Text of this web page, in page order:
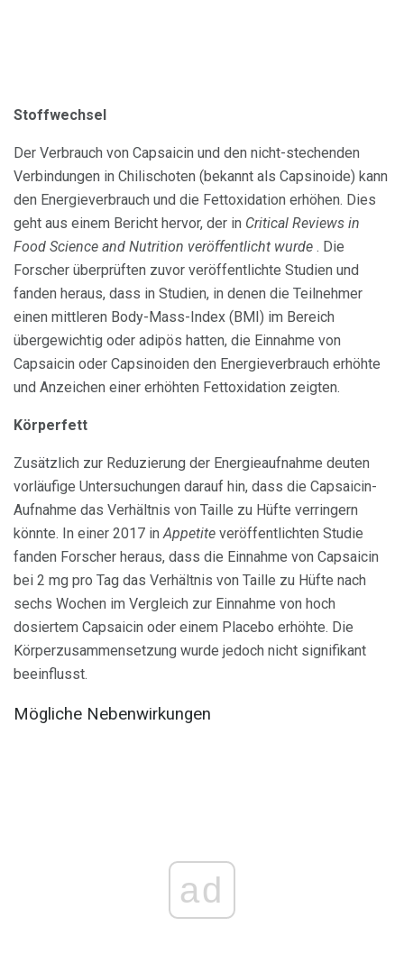
Stoffwechsel
Der Verbrauch von Capsaicin und den nicht-stechenden
Verbindungen in Chilischoten (bekannt als Capsinoide) kann
den Energieverbrauch und die Fettoxidation erhöhen. Dies
geht aus einem Bericht hervor, der in Critical Reviews in
Food Science and Nutrition veröffentlicht wurde . Die
Forscher überprüften zuvor veröffentlichte Studien und
fanden heraus, dass in Studien, in denen die Teilnehmer
einen mittleren Body-Mass-Index (BMI) im Bereich
übergewichtig oder adipös hatten, die Einnahme von
Capsaicin oder Capsinoiden den Energieverbrauch erhöhte
und Anzeichen einer erhöhten Fettoxidation zeigten.
Körperfett
Zusätzlich zur Reduzierung der Energieaufnahme deuten
vorläufige Untersuchungen darauf hin, dass die Capsaicin-
Aufnahme das Verhältnis von Taille zu Hüfte verringern
könnte. In einer 2017 in Appetite veröffentlichten Studie
fanden Forscher heraus, dass die Einnahme von Capsaicin
bei 2 mg pro Tag das Verhältnis von Taille zu Hüfte nach
sechs Wochen im Vergleich zur Einnahme von hoch
dosiertem Capsaicin oder einem Placebo erhöhte. Die
Körperzusammensetzung wurde jedoch nicht signifikant
beeinflusst.
Mögliche Nebenwirkungen
ad